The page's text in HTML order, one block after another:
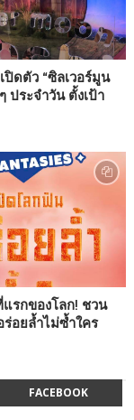
ปิดตัว “ซิลเวอร์มูน
ประจำวัน ตั้งเป้า
รกของโลก! ชวน
อยล้ำไม่ซ้ำใคร
FACEBOOK